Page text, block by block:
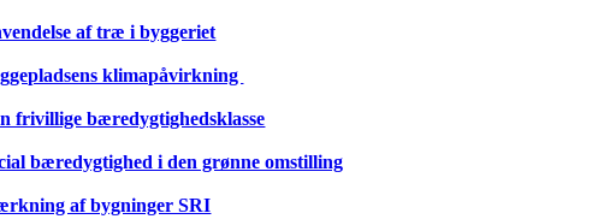
af træ i byggeriet
klimapåvirkning
frivillige bæredygtighedsklasse
bæredygtighed i den grønne omstilling
af bygninger SRI